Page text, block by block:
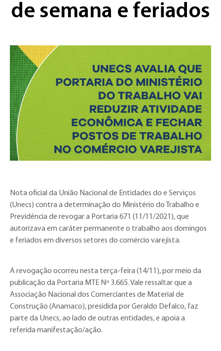
de semana e feriados
Nota oficial da União Nacional de Entidades do e Serviços
(Unecs) contra a determinação do Ministério do Trabalho e
Previdência de revogar a Portaria 671 (11/11/2021), que
autorizava em caráter permanente o trabalho aos domingos
e feriados em diversos setores do comércio varejista.
A revogação ocorreu nesta terça-feira (14/11), por meio da
publicação da Portaria MTE Nº 3.665. Vale ressaltar que a
Associação Nacional dos Comerciantes de Material de
Construção (Anamaco), presidida por Geraldo Defalco, faz
parte da Unecs, ao lado de outras entidades, e apoia a
referida manifestação/ação.